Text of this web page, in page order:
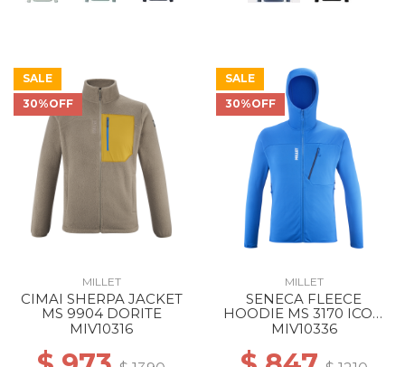
SALE
30%OFF
MILLET
CIMAI SHERPA JACKET
MS 9904 DORITE
MIV10316
SALE
30%OFF
MILLET
SENECA FLEECE
HOODIE MS 3170 ICON
BLUE
MIV10336